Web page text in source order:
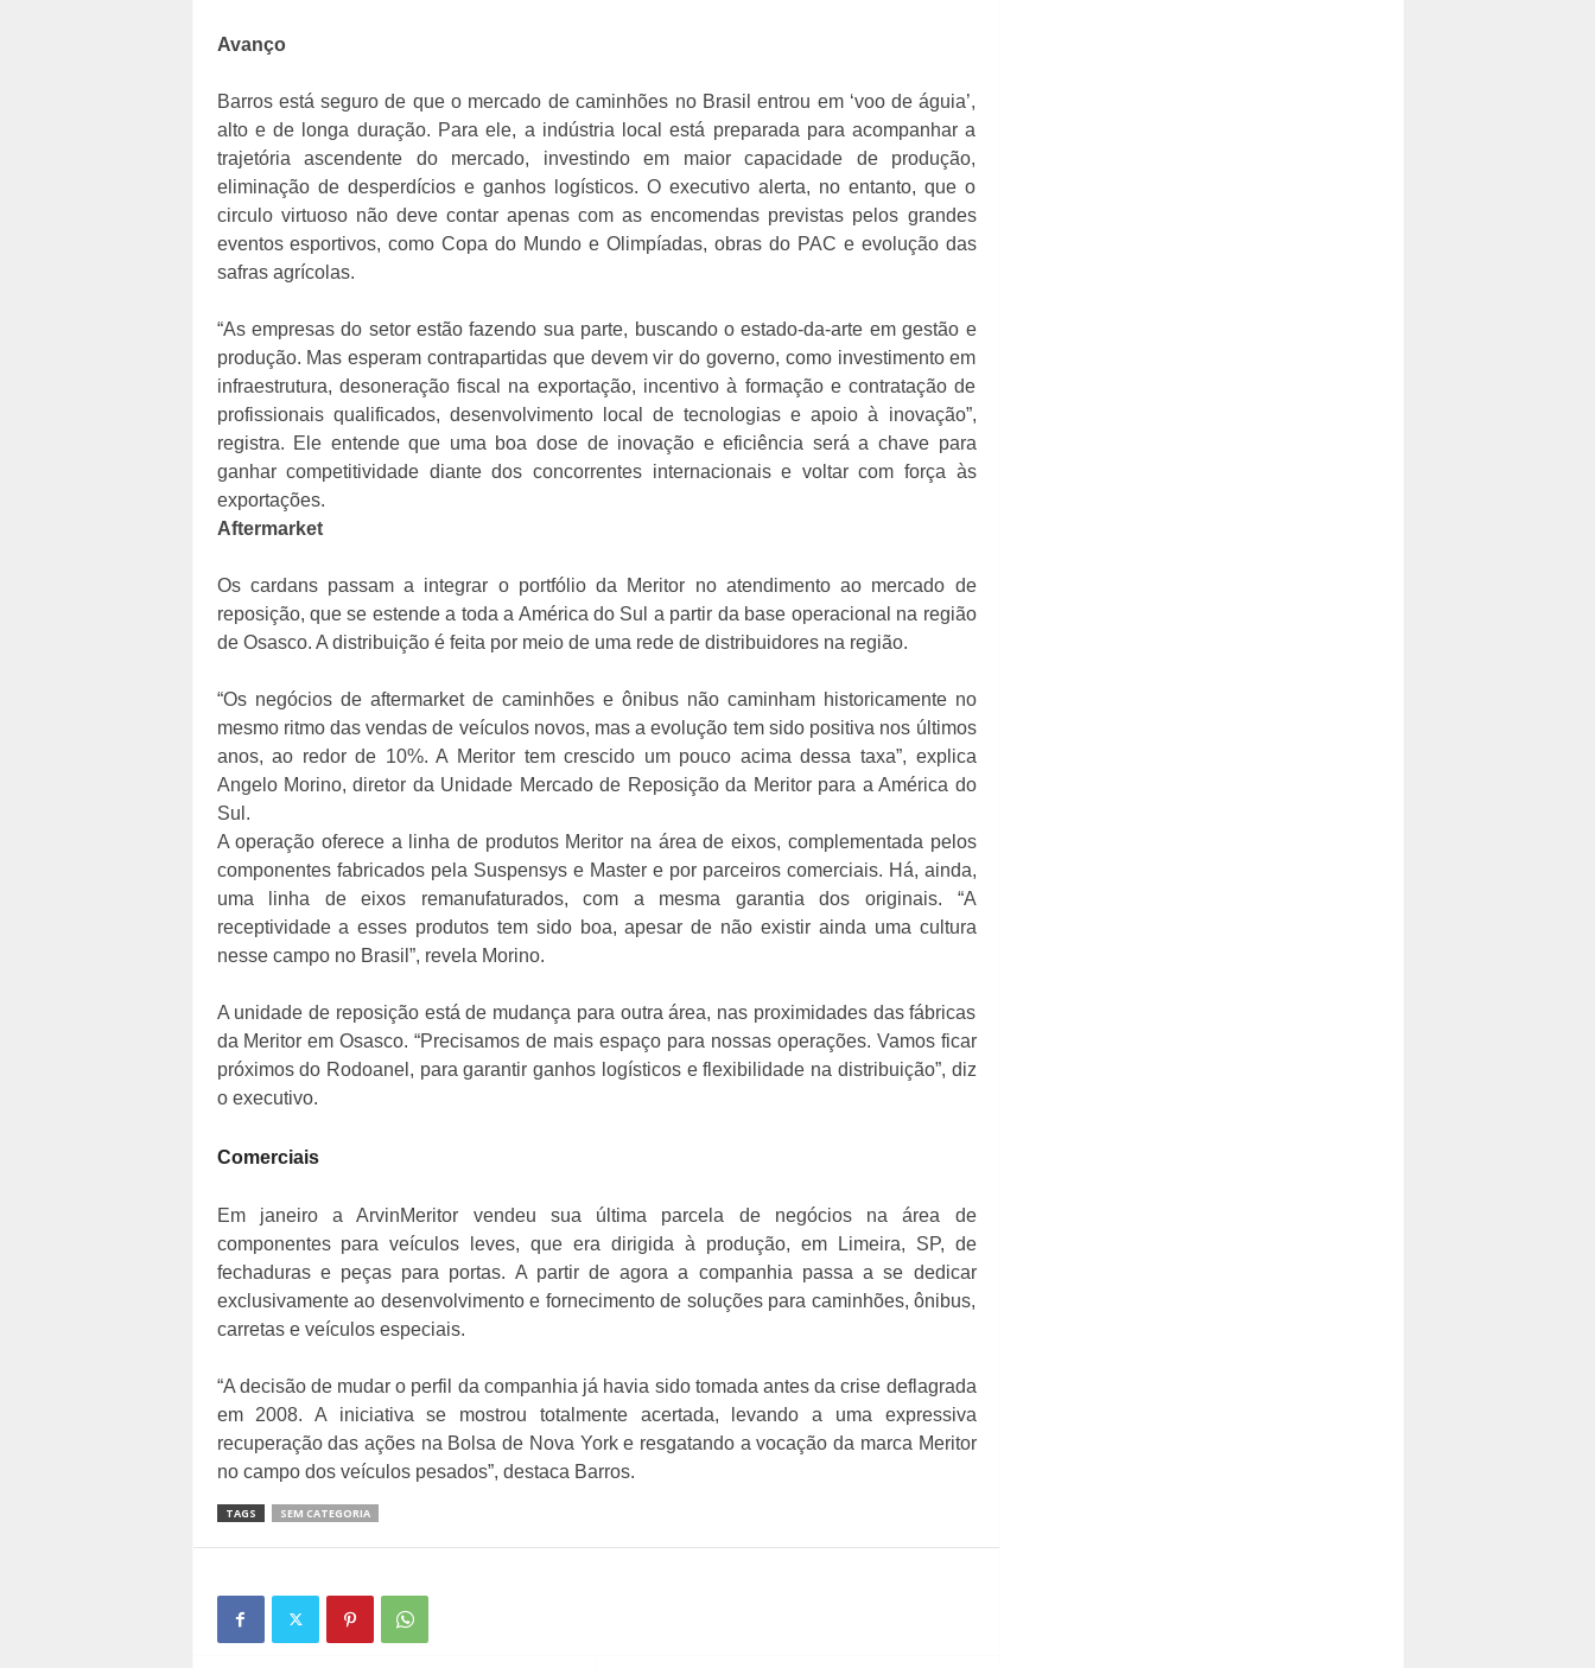
Avanço
Barros está seguro de que o mercado de caminhões no Brasil entrou em ‘voo de águia’,
alto e de longa duração. Para ele, a indústria local está preparada para acompanhar a
trajetória ascendente do mercado, investindo em maior capacidade de produção,
eliminação de desperdícios e ganhos logísticos. O executivo alerta, no entanto, que o
circulo virtuoso não deve contar apenas com as encomendas previstas pelos grandes
eventos esportivos, como Copa do Mundo e Olimpíadas, obras do PAC e evolução das
safras agrícolas.
“As empresas do setor estão fazendo sua parte, buscando o estado-da-arte em gestão e
produção. Mas esperam contrapartidas que devem vir do governo, como investimento em
infraestrutura, desoneração fiscal na exportação, incentivo à formação e contratação de
profissionais qualificados, desenvolvimento local de tecnologias e apoio à inovação”,
registra. Ele entende que uma boa dose de inovação e eficiência será a chave para
ganhar competitividade diante dos concorrentes internacionais e voltar com força às
exportações.
Aftermarket
Os cardans passam a integrar o portfólio da Meritor no atendimento ao mercado de
reposição, que se estende a toda a América do Sul a partir da base operacional na região
de Osasco. A distribuição é feita por meio de uma rede de distribuidores na região.
“Os negócios de aftermarket de caminhões e ônibus não caminham historicamente no
mesmo ritmo das vendas de veículos novos, mas a evolução tem sido positiva nos últimos
anos, ao redor de 10%. A Meritor tem crescido um pouco acima dessa taxa”, explica
Angelo Morino, diretor da Unidade Mercado de Reposição da Meritor para a América do
Sul.
A operação oferece a linha de produtos Meritor na área de eixos, complementada pelos
componentes fabricados pela Suspensys e Master e por parceiros comerciais. Há, ainda,
uma linha de eixos remanufaturados, com a mesma garantia dos originais. “A
receptividade a esses produtos tem sido boa, apesar de não existir ainda uma cultura
nesse campo no Brasil”, revela Morino.
A unidade de reposição está de mudança para outra área, nas proximidades das fábricas
da Meritor em Osasco. “Precisamos de mais espaço para nossas operações. Vamos ficar
próximos do Rodoanel, para garantir ganhos logísticos e flexibilidade na distribuição”, diz
o executivo.
Comerciais
Em janeiro a ArvinMeritor vendeu sua última parcela de negócios na área de
componentes para veículos leves, que era dirigida à produção, em Limeira, SP, de
fechaduras e peças para portas. A partir de agora a companhia passa a se dedicar
exclusivamente ao desenvolvimento e fornecimento de soluções para caminhões, ônibus,
carretas e veículos especiais.
“A decisão de mudar o perfil da companhia já havia sido tomada antes da crise deflagrada
em 2008. A iniciativa se mostrou totalmente acertada, levando a uma expressiva
recuperação das ações na Bolsa de Nova York e resgatando a vocação da marca Meritor
no campo dos veículos pesados”, destaca Barros.
TAGS SEM CATEGORIA